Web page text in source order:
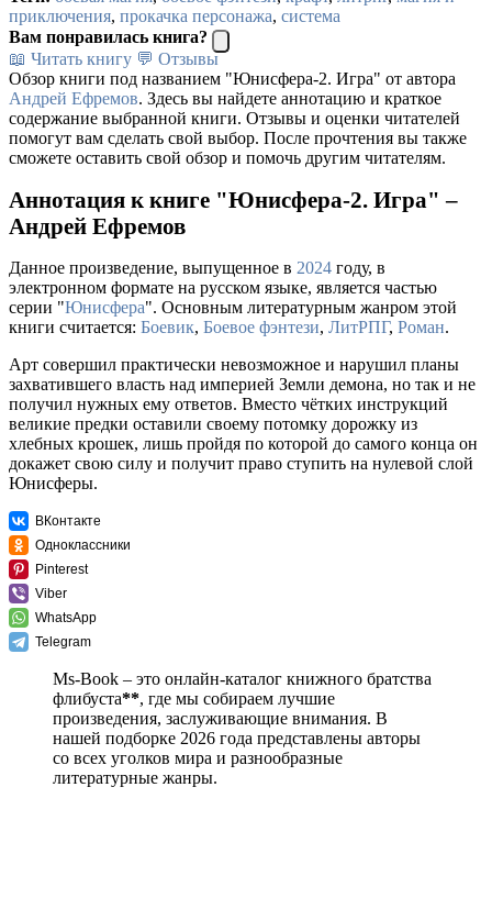
приключения, прокачка персонажа, система
Вам понравилась книга?
📖 Читать книгу 💬 Отзывы
Обзор книги под названием "Юнисфера-2. Игра" от автора
Андрей Ефремов. Здесь вы найдете аннотацию и краткое
содержание выбранной книги. Отзывы и оценки читателей
помогут вам сделать свой выбор. После прочтения вы также
сможете оставить свой обзор и помочь другим читателям.
Аннотация к книге "Юнисфера-2. Игра" –
Андрей Ефремов
Данное произведение, выпущенное в 2024 году, в
электронном формате на русском языке, является частью
серии "Юнисфера". Основным литературным жанром этой
книги считается: Боевик, Боевое фэнтези, ЛитРПГ, Роман.
Арт совершил практически невозможное и нарушил планы
захватившего власть над империей Земли демона, но так и не
получил нужных ему ответов. Вместо чётких инструкций
великие предки оставили своему потомку дорожку из
хлебных крошек, лишь пройдя по которой до самого конца он
докажет свою силу и получит право ступить на нулевой слой
Юнисферы.
ВКонтакте
Одноклассники
Pinterest
Viber
WhatsApp
Telegram
Ms-Book – это онлайн-каталог книжного братства
флибуста**, где мы собираем лучшие
произведения, заслуживающие внимания. В
нашей подборке 2026 года представлены авторы
со всех уголков мира и разнообразные
литературные жанры.